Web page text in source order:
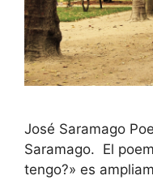
José Saramago
Saramago. El
tengo?» es